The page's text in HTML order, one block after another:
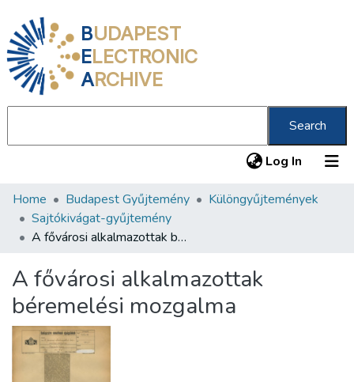
BUDAPEST
ELECTRONIC
ARCHIVE
Search
Log In (current)
Communities & Collections
All of DSpace
About us
Home Budapest Gyűjtemény
Különgyűjtemények
Sajtókivágat-gyűjtemény
A fővárosi alkalmazottak béremelési mozgalma
A fővárosi alkalmazottak
béremelési mozgalma